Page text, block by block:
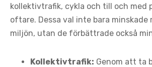
kollektivtrafik, cykla och till och med
oftare. Dessa val inte bara minskade
miljön, utan de förbättrade också
Kollektivtrafik: Genom att ta